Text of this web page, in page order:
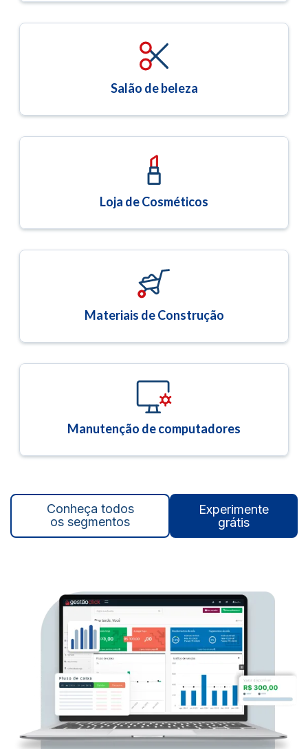
Salão de beleza
Loja de Cosméticos
Materiais de Construção
Manutenção de computadores
Conheça todos
os segmentos
Experimente
grátis